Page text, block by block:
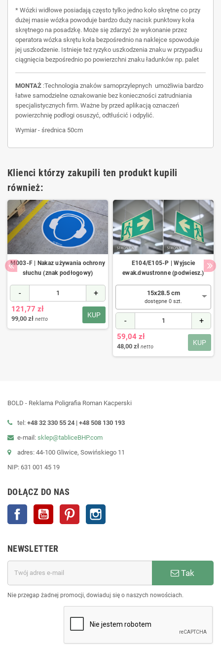
* Wózki widłowe posiadają często tylko jedno koło skrętne co przy
dużej masie wózka powoduje bardzo duży nacisk punktowy koła
skrętnego na posadzkę. Może się zdarzyć że wykonanie przez
operatora wózka skrętu koła bezpośrednio na naklejce spowoduje
jej uszkodzenie. Istnieje też ryzyko uszkodzenia znaku w przypadku
ciągnięcia bezpośrednio po powierzchni znaku ładunków np. palet
MONTAŻ :Technologia znaków samoprzylepnych umożliwia bardzo
łatwe samodzielne oznakowanie bez konieczności zatrudniania
specjalistycznych firm. Ważne by przed aplikacją oznaczeń
powierzchnię podłogi osuszyć, odtłuścić i odpylić.
Wymiar - średnica 50cm
Klienci którzy zakupili ten produkt kupili
również:
M003-F | Nakaz używania ochrony
słuchu (znak podłogowy)
- +
KUP
121,77 zł
99,00 zł netto
E104/E105-P | Wyjscie
ewak.dwustronne (podwiesz.)
15x28.5 cm
dostępne 0 szt.
- +
KUP
59,04 zł
48,00 zł netto
BOLD - Reklama Poligrafia Roman Kacperski
tel: +48 32 330 55 24 | +48 508 130 193
e-mail: sklep@tabliceBHP.com
adres: 44-100 Gliwice, Sowińskiego 11
NIP: 631 001 45 19
DOŁĄCZ DO NAS
Facebook YouTube Pinterest
NEWSLETTER
Tak
Nie przegap żadnej promocji, dowiaduj się o naszych nowościach.